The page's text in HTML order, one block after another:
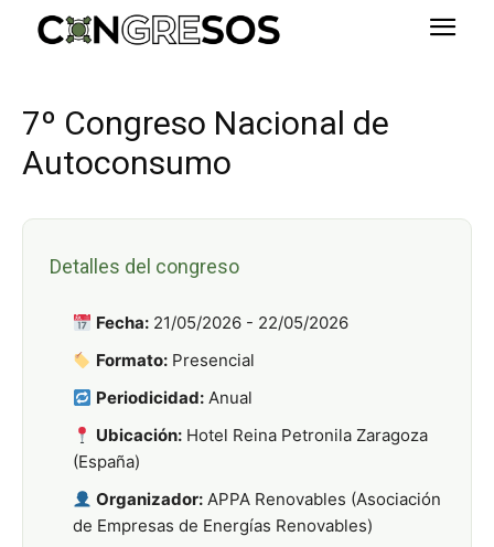
7º Congreso Nacional de
Autoconsumo
Detalles del congreso
Fecha: 21/05/2026 - 22/05/2026
Formato: Presencial
Periodicidad: Anual
Ubicación: Hotel Reina Petronila Zaragoza
(España)
Organizador: APPA Renovables (Asociación
de Empresas de Energías Renovables)